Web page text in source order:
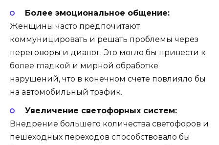
Более эмоциональное общение:
Женщины часто предпочитают
коммуницировать и решать проблемы через
переговоры и диалог. Это могло бы привести к
более гладкой и мирной обработке
нарушений, что в конечном счете повлияло бы
на автомобильный трафик.
Увеличение светофорных систем:
Внедрение большего количества светофоров и
пешеходных переходов способствовало бы